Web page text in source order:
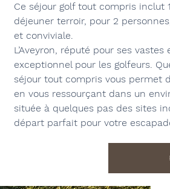
Ce séjour golf tout compris
déjeuner terroir, pour 2
et conviviale.
L’Aveyron, réputé pour ses
exceptionnel pour les golfeurs.
séjour tout compris vous permet
en vous ressourçant dans un
située à quelques pas des sites
départ parfait pour votre